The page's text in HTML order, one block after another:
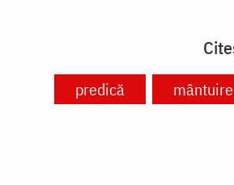
predică mântuire